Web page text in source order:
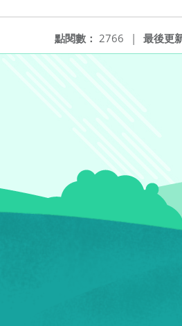
最後更
點閱數： 2766 |